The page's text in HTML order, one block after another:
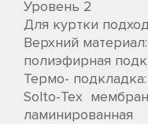
Уровень 2
Для куртки
Верхний
полиэфирная
Термо-
Solto-Tex
ламинированная